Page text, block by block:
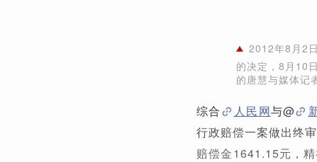
2012年8月2
的决定，8月10
的唐慧与媒体记
综合 人民网与@
行政赔偿一案做出终
赔偿金1641.15元，